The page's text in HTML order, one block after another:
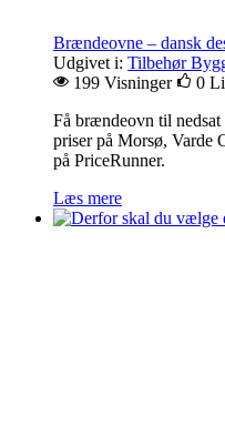
Brændeovne – dansk
Udgivet i: Tilbehør
199 Visninger
0
Få brændeovn til nedsat
priser på Morsø, Varde
på PriceRunner.
Læs mere